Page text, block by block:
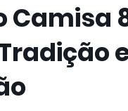
Camisa